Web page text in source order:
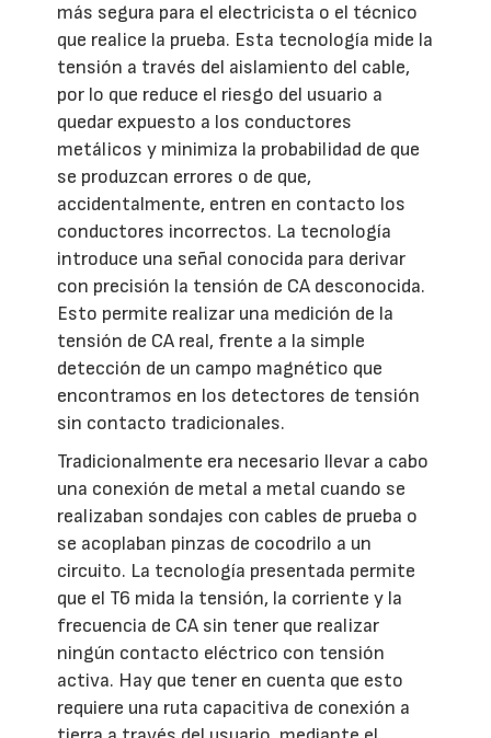
más segura para el electricista o el técnico
que realice la prueba. Esta tecnología mide la
tensión a través del aislamiento del cable,
por lo que reduce el riesgo del usuario a
quedar expuesto a los conductores
metálicos y minimiza la probabilidad de que
se produzcan errores o de que,
accidentalmente, entren en contacto los
conductores incorrectos. La tecnología
introduce una señal conocida para derivar
con precisión la tensión de CA desconocida.
Esto permite realizar una medición de la
tensión de CA real, frente a la simple
detección de un campo magnético que
encontramos en los detectores de tensión
sin contacto tradicionales.
Tradicionalmente era necesario llevar a cabo
una conexión de metal a metal cuando se
realizaban sondajes con cables de prueba o
se acoplaban pinzas de cocodrilo a un
circuito. La tecnología presentada permite
que el T6 mida la tensión, la corriente y la
frecuencia de CA sin tener que realizar
ningún contacto eléctrico con tensión
activa. Hay que tener en cuenta que esto
requiere una ruta capacitiva de conexión a